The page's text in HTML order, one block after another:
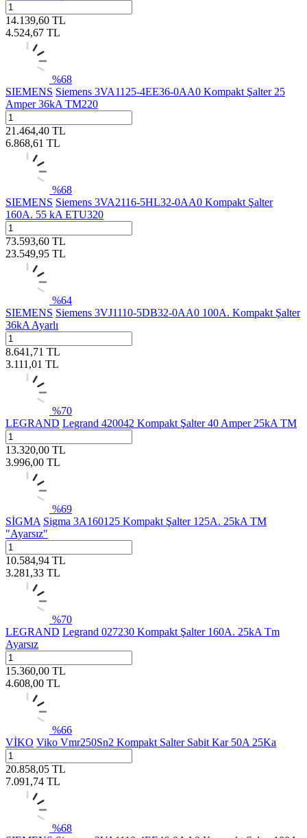
14.139,60 TL
4.524,67 TL
%68
SIEMENS Siemens 3VA1125-4EE36-0AA0 Kompakt Şalter 25
Amper 36kA TM220
21.464,40 TL
6.868,61 TL
%68
SIEMENS Siemens 3VA2116-5HL32-0AA0 Kompakt Şalter
160A. 55 kA ETU320
73.593,60 TL
23.549,95 TL
%64
SIEMENS Siemens 3VJ1110-5DB32-0AA0 100A. Kompakt Şalter
36kA Ayarlı
8.641,71 TL
3.111,01 TL
%70
LEGRAND Legrand 420042 Kompakt Şalter 40 Amper 25kA TM
13.320,00 TL
3.996,00 TL
%69
SİGMA Sigma 3A160125 Kompakt Şalter 125A. 25kA TM
"Ayarsız"
10.584,94 TL
3.281,33 TL
%70
LEGRAND Legrand 027230 Kompakt Şalter 160A. 25kA Tm
Ayarsız
15.360,00 TL
4.608,00 TL
%66
VİKO Viko Vmr250Sn2 Kompakt Salter Sabit Kar 50A 25Ka
20.858,05 TL
7.091,74 TL
%68